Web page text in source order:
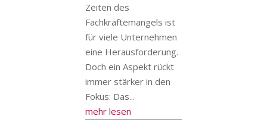
Zeiten des
Fachkräftemangels ist
für viele Unternehmen
eine Herausforderung.
Doch ein Aspekt rückt
immer stärker in den
Fokus: Das...
mehr lesen